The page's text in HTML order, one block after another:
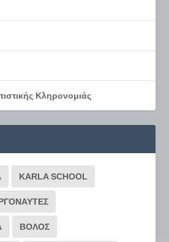
Κληρονομιάς
KARLA SCHOOL
ΒΟΛΟΣ